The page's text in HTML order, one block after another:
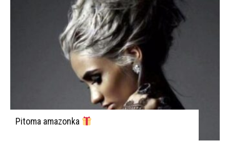
Pitoma amazonka